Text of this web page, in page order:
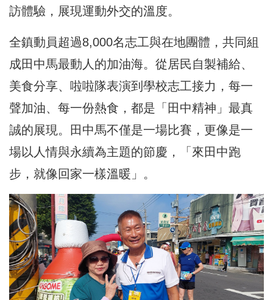
訪體驗，展現運動外交的溫度。
全鎮動員超過8,000名志工與在地團體，共同組
成田中馬最動人的加油海。從居民自製補給、
美食分享、啦啦隊表演到學校志工接力，每一
聲加油、每一份熱食，都是「田中精神」最真
誠的展現。田中馬不僅是一場比賽，更像是一
場以人情與永續為主題的節慶，「來田中跑
步，就像回家一樣溫暖」。